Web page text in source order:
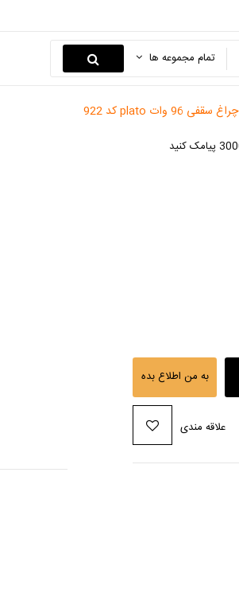
تمام مجموعه ها
چراغ سقفی 96 وات plato کد 922
به من اطلاع بده
علاقه مندی